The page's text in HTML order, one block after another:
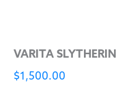
VARITA
$1,500.00